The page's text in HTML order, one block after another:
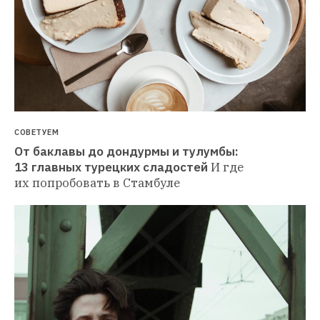
СОВЕТУЕМ
От баклавы до дондурмы и тулумбы:
13 главных турецких сладостей И где
их попробовать в Стамбуле